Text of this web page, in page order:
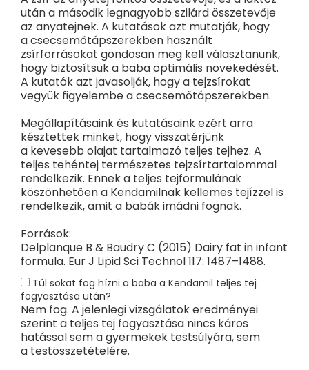
után a második legnagyobb szilárd összetevője
az anyatejnek. A kutatások azt mutatják, hogy
a csecsemőtápszerekben használt
zsírforrásokat gondosan meg kell választanunk,
hogy biztosítsuk a baba optimális növekedését.
A kutatók azt javasolják, hogy a tejzsírokat
vegyük figyelembe a csecsemőtápszerekben.
Megállapításaink és kutatásaink ezért arra
késztettek minket, hogy visszatérjünk
a kevesebb olajat tartalmazó teljes tejhez. A
teljes tehéntej természetes tejzsírtartalommal
rendelkezik. Ennek a teljes tejformulának
köszönhetően a Kendamilnak kellemes tejízzel is
rendelkezik, amit a babák imádni fognak.
Források:
Delplanque B & Baudry C (2015) Dairy fat in infant
formula. Eur J Lipid Sci Technol 117: 1487–1488.
Túl sokat fog hízni a baba a Kendamil teljes tej
fogyasztása után?
Nem fog. A jelenlegi vizsgálatok eredményei
szerint a teljes tej fogyasztása nincs káros
hatással sem a gyermekek testsúlyára, sem
a testösszetételére.